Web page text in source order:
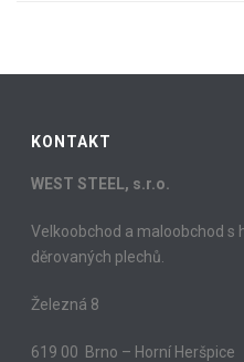
KONTAKT
WEST STEEL, s.r.o.
Velkoobchod a maloobchod
děrovaných plechů.
Železná 8
619 00 Brno – Horní Heršpice